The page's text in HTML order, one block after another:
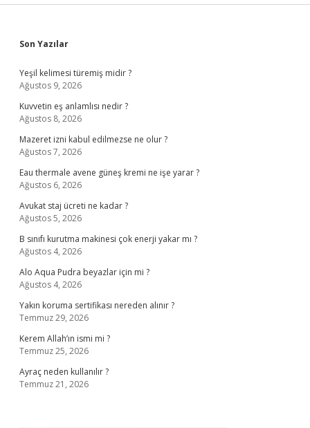
Sidebar
Son Yazılar
Yeşil kelimesi türemiş midir ?
Ağustos 9, 2026
Kuvvetin eş anlamlısı nedir ?
Ağustos 8, 2026
Mazeret izni kabul edilmezse ne olur ?
Ağustos 7, 2026
Eau thermale avene güneş kremi ne işe yarar ?
Ağustos 6, 2026
Avukat staj ücreti ne kadar ?
Ağustos 5, 2026
B sınıfı kurutma makinesi çok enerji yakar mı ?
Ağustos 4, 2026
Alo Aqua Pudra beyazlar için mi ?
Ağustos 4, 2026
Yakın koruma sertifikası nereden alınır ?
Temmuz 29, 2026
Kerem Allah’ın ismi mi ?
Temmuz 25, 2026
Ayraç neden kullanılır ?
Temmuz 21, 2026